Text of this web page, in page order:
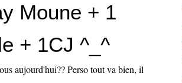
Moune + 1
+ 1CJ ^_^
aujourd'hui?? Perso tout va bien, il